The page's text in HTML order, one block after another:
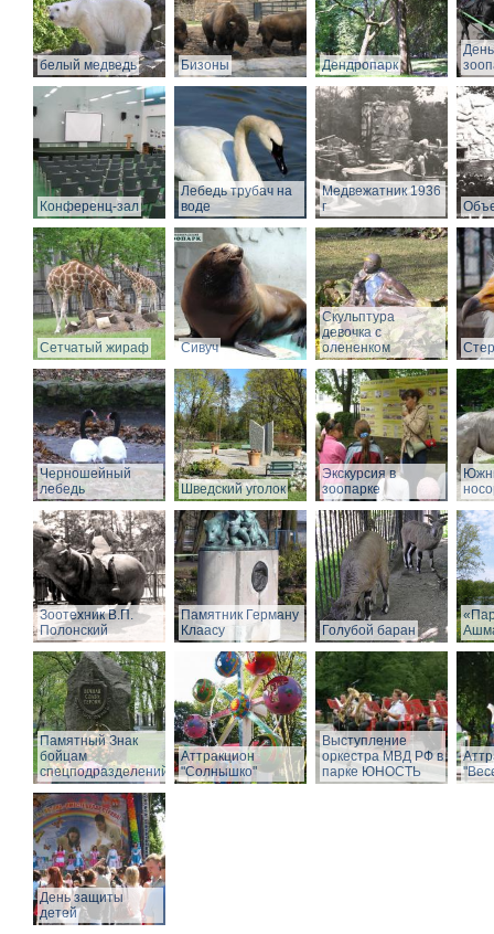
белый медведь Бизоны Дендропарк
Конференц-зал
Лебедь трубач на
воде
Медвежатник 1936
г
Сетчатый жираф Сивуч
Скульптура
девочка с
олененком
Черношейный
лебедь
Шведский уголок
Экскурсия в
зоопарке
Зоотехник В.П.
Полонский
Памятник Герману
Клаасу
Голубой баран
Памятный Знак
бойцам
спецподразделений
Аттракцион
"Солнышко"
Выступление
оркестра МВД РФ в
парке ЮНОСТЬ
День защиты
детей